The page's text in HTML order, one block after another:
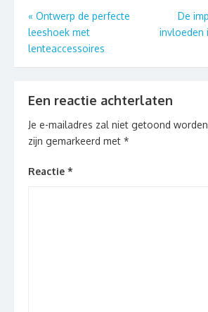
Berichtnavigatie
« Ontwerp de perfecte
leeshoek met
lenteaccessoires
De
invloeden
Een reactie achterlaten
Je e-mailadres zal niet getoond
zijn gemarkeerd met *
Reactie *